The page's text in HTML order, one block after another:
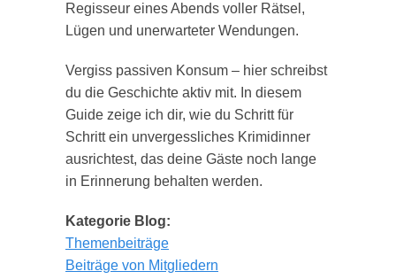
Regisseur eines Abends voller Rätsel,
Lügen und unerwarteter Wendungen.
Vergiss passiven Konsum – hier schreibst
du die Geschichte aktiv mit. In diesem
Guide zeige ich dir, wie du Schritt für
Schritt ein unvergessliches Krimidinner
ausrichtest, das deine Gäste noch lange
in Erinnerung behalten werden.
Kategorie Blog:
Themenbeiträge
Beiträge von Mitgliedern